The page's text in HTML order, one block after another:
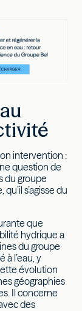
intervention :
question de
du groupe
s’agisse du
que
hydrique a
du groupe
l’eau, y
évolution
géographies
Il concerne
des